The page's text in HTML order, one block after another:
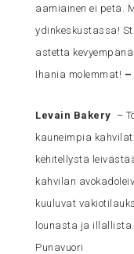
aamiainen ei petä.
ydinkeskustassa!
astetta
Ihania molemmat! –
Levain Bakery –
kauneimpia
kehitellystä
kahvilan
kuuluvat
lounasta ja illallista.
Punavuori